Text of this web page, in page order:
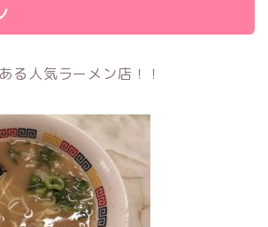
る人気ラーメン店！！